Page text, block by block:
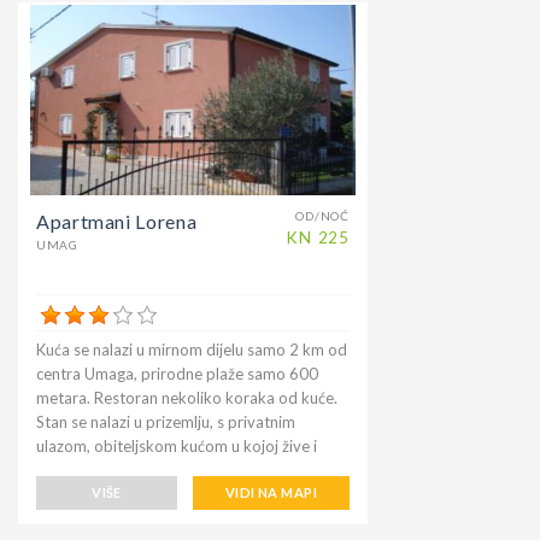
tjedno), perilicu rublja, otvorenu kuhinju s 4
ploče za kuhanje, mikrovalnu pećnicu,
hladnjak sa zamrzivačem i dnevni boravak s
kaučem na razvlačenje. za dvije osobe, klima
uređaj, besplatni bežični pristup internetu,
SAT TV. Velika terasa od 12 četvornih
metara s vrtnim namještajem poziva vas da
ljetne večeri provedete s prijateljima.
OD/NOĆ
KN 225
Apartmani Lorena
UMAG
Kuća se nalazi u mirnom dijelu samo 2 km od
centra Umaga, prirodne plaže samo 600
metara. Restoran nekoliko koraka od kuće.
Stan se nalazi u prizemlju, s privatnim
ulazom, obiteljskom kućom u kojoj žive i
na raspolaganju dvorište, tri bicikla za
VIŠE VIDI NA MAPI